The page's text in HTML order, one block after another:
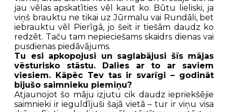
jau vēlas apskatīties vēl kaut ko. Būtu lieliski, ja
viņš brauktu ne tikai uz Jūrmalu vai Rundāli, bet
iebrauktu vēl Pierīgā, jo šeit ir tiešām daudz ko
redzēt. Taču tam nepieciešams skaidrs dienas vai
pusdienas piedāvājums.
Tu esi apkopojusi un saglabājusi šīs mājas
vēsturisko stāstu. Dalies ar to ar saviem
viesiem. Kāpēc Tev tas ir svarīgi – godināt
bijušo saimnieku piemiņu?
Atjaunojot šo māju izjutu cik daudz iepriekšējie
saimnieki ir ieguldījuši šajā vietā – tur ir viņu visa